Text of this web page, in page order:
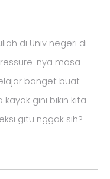
di Univ negeri di
nya masa-
banget buat
gini bikin kita
gitu nggak sih?